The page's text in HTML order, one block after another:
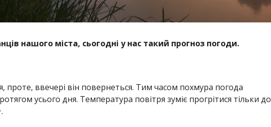
нашого міста, сьогодні у нас такий прогноз погоди.
проте, ввечері він повернеться. Тим часом похмура погода
усього дня. Температура повітря зуміє прогрітися тільки до